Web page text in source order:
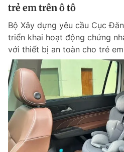
trẻ em trên ô tô
Bộ Xây dựng yêu cầu Cục
triển khai hoạt động chứng
với thiết bị an toàn cho trẻ